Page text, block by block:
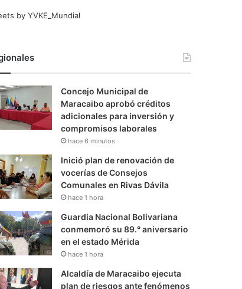
by YVKE_Mundial
Concejo Municipal de
Maracaibo aprobó créditos
adicionales para inversión y
compromisos laborales
hace 6 minutos
Inició plan de renovación de
vocerías de Consejos
Comunales en Rivas Dávila
hace 1 hora
Guardia Nacional Bolivariana
conmemoró su 89.° aniversario
en el estado Mérida
hace 1 hora
Alcaldía de Maracaibo ejecuta
plan de riesgos ante fenómenos